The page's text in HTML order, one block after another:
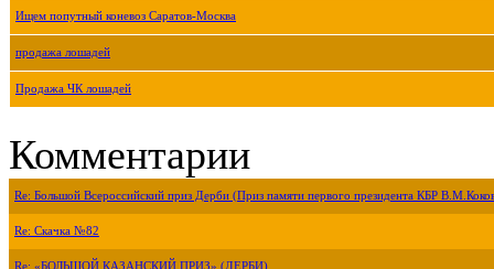
Ищем попутный коневоз Саратов-Москва
продажа лошадей
Продажа ЧК лошадей
Комментарии
Re: Большой Всероссийский приз Дерби (Приз памяти первого президента КБР
Re: Скачка №82
Re: «БОЛЬШОЙ КАЗАНСКИЙ ПРИЗ» (ДЕРБИ)